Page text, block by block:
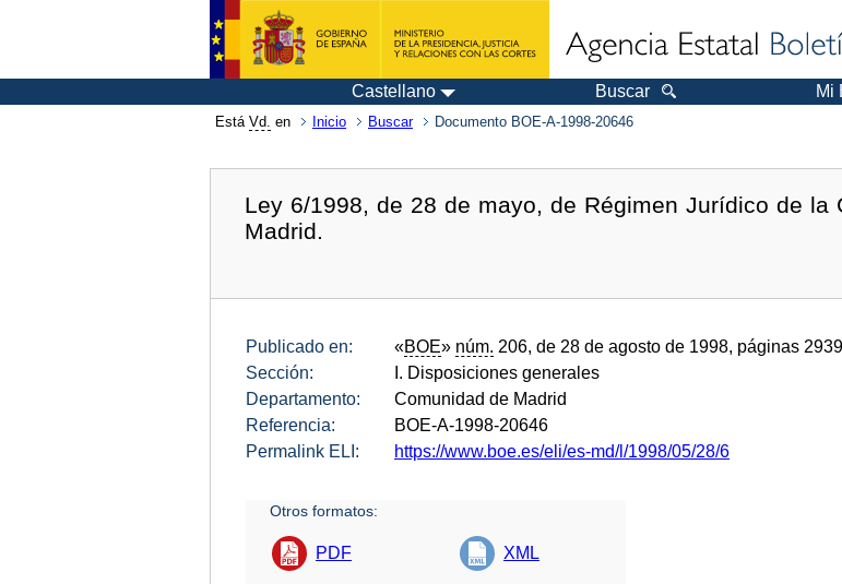
Castellano Buscar Mi
Está Vd. en Inicio Buscar Documento BOE-A-1998-20646
Ley 6/1998, de 28 de mayo, de Régimen Jurídico de la
Madrid.
Publicado en: «BOE» núm. 206, de 28 de agosto de 1998, páginas
Sección:
I. Disposiciones generales
Departamento:
Comunidad de Madrid
Referencia:
BOE-A-1998-20646
Permalink ELI:
https://www.boe.es/eli/es-md/l/1998/05/28/6
Otros formatos:
PDF XML